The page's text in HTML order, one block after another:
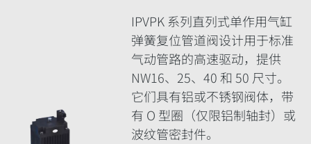
IPVPK 系列直列式单作用气缸
弹簧复位管道阀设计用于标准
气动管路的高速驱动，提供
NW16、25、40 和 50 尺寸。
它们具有铝或不锈钢阀体，带
有 O 型圈（仅限铝制轴封）或
波纹管密封件。